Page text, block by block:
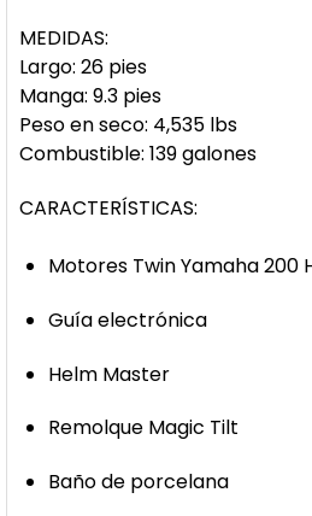
MEDIDAS:
Largo: 26 pies
Manga: 9.3 pies
Peso en seco: 4,535 lbs
Combustible: 139 galones
CARACTERÍSTICAS:
Motores Twin Yamaha 200
Guía electrónica
Helm Master
Remolque Magic Tilt
Baño de porcelana